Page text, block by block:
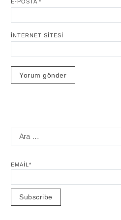
E-POSTA *
İNTERNET SITESI
EMAIL*